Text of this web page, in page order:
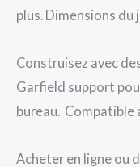
plus. Dimensions
Construisez avec
Garfield support
bureau. Compatible
Acheter en ligne ou